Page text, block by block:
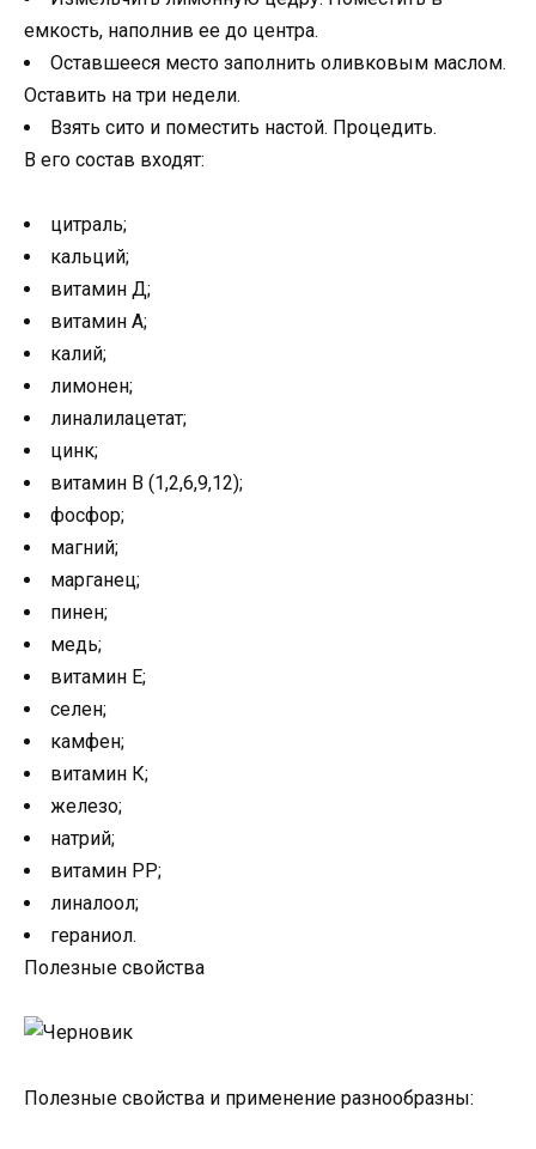
емкость, наполнив ее до центра.
Оставшееся место заполнить оливковым маслом.
Оставить на три недели.
Взять сито и поместить настой. Процедить.
В его состав входят:
цитраль;
кальций;
витамин Д;
витамин А;
калий;
лимонен;
линалилацетат;
цинк;
витамин В (1,2,6,9,12);
фосфор;
магний;
марганец;
пинен;
медь;
витамин Е;
селен;
камфен;
витамин К;
железо;
натрий;
витамин РР;
линалоол;
гераниол.
Полезные свойства
Полезные свойства и применение разнообразны: